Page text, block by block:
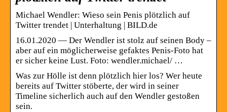
Michael Wendler: Wieso sein Penis plötzlich auf
Twitter trendet | Unterhaltung | BILD.de
16.01.2020 — Der Wendler ist stolz auf seinen Body –
aber auf ein möglicherweise gefaktes Penis-Foto hat
er sicher keine Lust. Foto: wendler.michael/ …
Was zur Hölle ist denn plötzlich hier los? Wer heute
bereits auf Twitter stöberte, der wird in seiner
Timeline sicherlich auch auf den Wendler gestoßen
sein.